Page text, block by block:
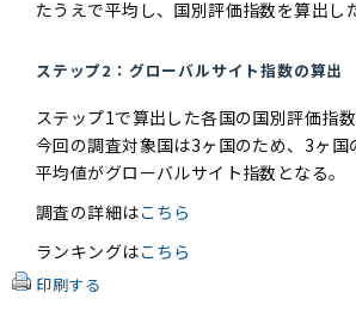
たうえで平均し、国別評価指数を算出し
ステップ2：グローバルサイト指数の算出
ステップ1で算出した各国の国別評価指数
今回の調査対象国は3ヶ国のため、3ヶ国
平均値がグローバルサイト指数となる。
調査の詳細はこちら
ランキングはこちら
印刷する